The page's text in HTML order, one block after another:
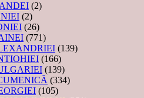
(2)
(2)
(26)
(771)
(139)
(166)
(139)
(334)
(105)